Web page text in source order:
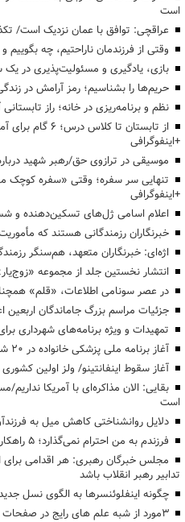
است
عراقچی: توافق با عمان نزدیک است/ تکذیب سهم ۱۱ درصدی
وقتی از فرزندمان ناراحتیم، چه بگوییم
بازی، یادگیری و مسئولیت‌پذیری در
حریم‌ها را بشناسیم؛ رمز آرامش در
نظم و برنامه‌ریزی در خانه؛ راز تابستانی
از تابستان تا
+اینفوگرافی
موسیقی در ترازوی حق/رهبر شهید
تنهایی سر سفره؛ وقتی «سفره
+اینفوگرافی
اعلام اسامی ژل‌های تسکین‌دهنده و
خبرنگاران رزمندگانی هستند که
اژه‌ای: خبرنگاران متعهد، هم‌سنگر
انتشار نخستین جلد از مجموعه
در عصر سونامی اطلاعات، «قلم»
جزئیات مراسم بزرگ جاماندگان اربعین
تمهیدات و ویژه برنامه‌های شهرداری
آغاز برنامه ملی پزشکی خانواده در ۲۰ شهر فاز دوم با حضور «پزشکیان»
آغاز سقوط اینفانتینو/ ولز اولین
بقایی: الان مذاکره‌ای با آمریکا
است
دلایل روانشناختی کاهش میل به
فرزندم به من احترام نمی‌گذارد؛ ۵ راهکار عملی برای معکوس کردن این رفتار
مجلس خبرگان رهبری: هر اقدامی
تدابیر رهبر انقلاب باشد
چگونه اینفلوئنسرها به الگوی نسل
3مورد از شبه علم های رایج در صفحات سلامت +اینفوگرافی